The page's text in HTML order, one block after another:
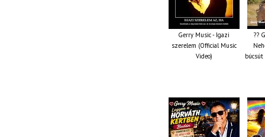
Gerry Music - Igazi
szerelem (Official Music
Video)
??